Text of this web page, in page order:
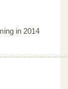
in 2014